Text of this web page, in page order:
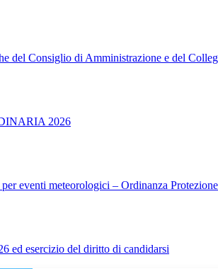
del Consiglio di Amministrazione e del
2026
eventi meteorologici – Ordinanza
ed esercizio del diritto di candidarsi